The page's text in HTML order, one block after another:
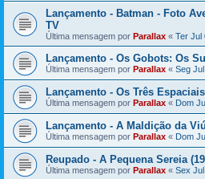
Lançamento - Batman - Foto
TV
Última mensagem por Parallax « Ter Jul
Lançamento - Os Gobots: Os
Última mensagem por Parallax « Seg
Lançamento - Os Três Espaciais
Última mensagem por Parallax « Dom
Lançamento - A Maldição da
Última mensagem por Parallax « Dom
Reupado - A Pequena Sereia
Última mensagem por Parallax « Sex